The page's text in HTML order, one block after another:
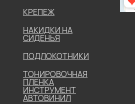
КРЕПЕЖ
НАКИДКИ НА
СИДЕНЬЯ
ПОДЛОКОТНИКИ
ТОНИРОВОЧНАЯ
ПЛЕНКА
ИНСТРУМЕНТ
АВТОВИНИЛ